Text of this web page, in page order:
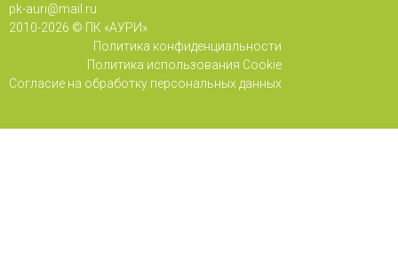
pk-auri@mail.ru
2010-2026 © ПК «АУРИ»
Политика конфиденциальности
Политика использования Cookie
Согласие на обработку персональных данных